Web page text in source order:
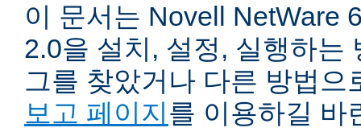
이 문서는 Novell NetWare
2.0을 설치, 설정, 실행하는
그를 찾았거나 다른 방법
보고 페이지를 이용하길 바